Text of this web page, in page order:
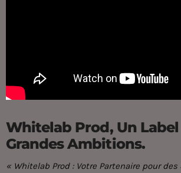
Whitelab Prod, Un Label
Grandes Ambitions.
« Whitelab Prod : Votre Partenaire pour